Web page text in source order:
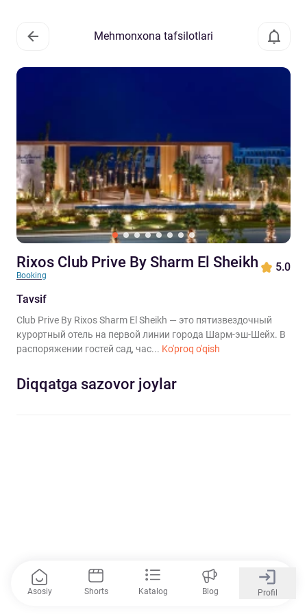
Mehmonxona tafsilotlari
Rixos Club Prive By Sharm El Sheikh
Booking
5.0
Tavsif
Club Prive By Rixos Sharm El Sheikh — это пятизвездочный
курортный отель на первой линии города Шарм-эш-Шейх. В
распоряжении гостей сад, час... Ko'proq o'qish
Diqqatga sazovor joylar
Asosiy Shorts Katalog Blog Profil